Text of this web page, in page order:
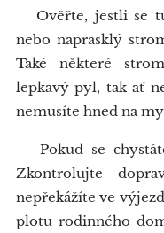
Ověřte, jestli se
nebo naprasklý
Také některé
lepkavý pyl, tak ať
nemusíte hned na
Pokud se
Zkontrolujte
nepřekážíte ve
plotu rodinného